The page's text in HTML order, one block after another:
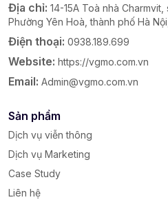
Địa chỉ: 14-15A Toà nhà Charmvit,
Phường Yên Hoà, thành phố Hà
Điện thoại: 0938.189.699
Website: https://vgmo.com.vn
Email: Admin@vgmo.com.vn
Sản phẩm
Dịch vụ viễn thông
Dịch vụ Marketing
Case Study
Liên hệ